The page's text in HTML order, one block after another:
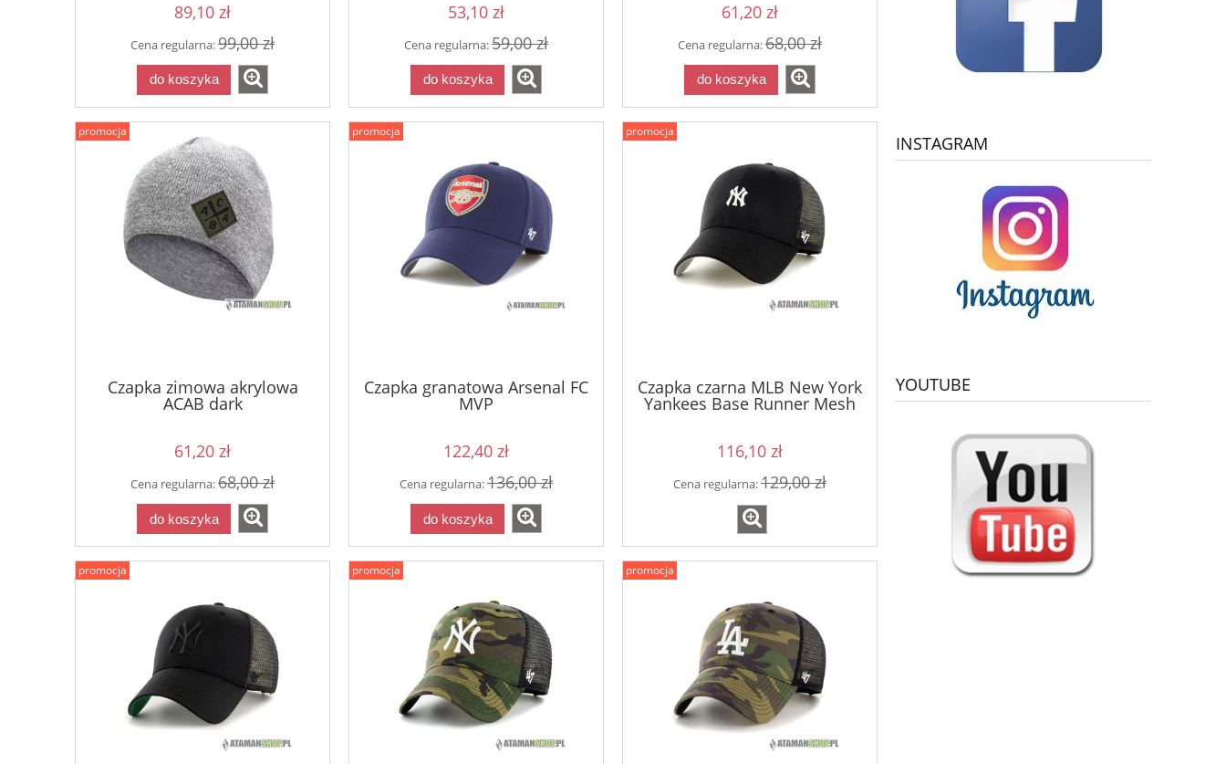
89,10 zł
Cena regularna:99,00 zł
do koszyka
53,10 zł
Cena regularna:59,00 zł
do koszyka
61,20 zł
Cena regularna:68,00 zł
do koszyka
Czapka zimowa akrylowa
ACAB dark
61,20 zł
Cena regularna:68,00 zł
do koszyka
promocja
Czapka granatowa Arsenal FC
MVP
122,40 zł
Cena regularna:136,00 zł
do koszyka
promocja
Czapka czarna MLB New York
Yankees Base Runner Mesh
116,10 zł
Cena regularna:129,00 zł
promocja
promocja promocja promocja
INSTAGRAM
YOUTUBE